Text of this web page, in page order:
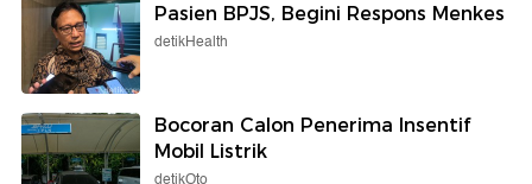
Pasien BPJS, Begini Respons Menkes
detikHealth
Bocoran Calon Penerima Insentif
Mobil Listrik